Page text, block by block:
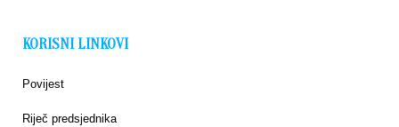
KORISNI LINKOVI
Povijest
Riječ predsjednika